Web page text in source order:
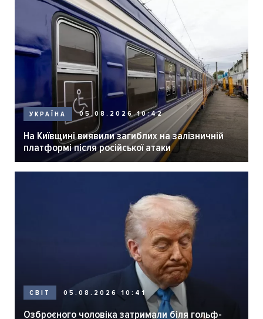
УКРАЇНА 05.08.2026 10:42
На Київщині виявили загиблих на залізничній
платформі після російської атаки
СВІТ 05.08.2026 10:41
Озброєного чоловіка затримали біля гольф-